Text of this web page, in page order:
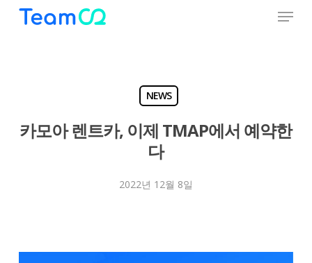
Menu
NEWS
카모아 렌트카, 이제 TMAP에서 예약한
다
2022년 12월 8일